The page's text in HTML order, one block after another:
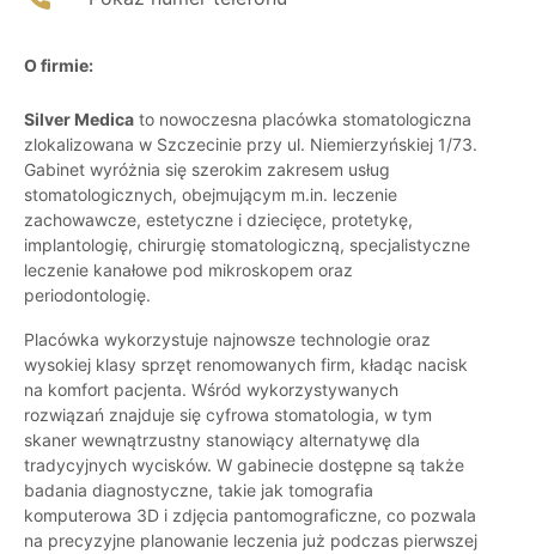
O firmie:
Silver Medica to nowoczesna placówka stomatologiczna
zlokalizowana w Szczecinie przy ul. Niemierzyńskiej 1/73.
Gabinet wyróżnia się szerokim zakresem usług
stomatologicznych, obejmującym m.in. leczenie
zachowawcze, estetyczne i dziecięce, protetykę,
implantologię, chirurgię stomatologiczną, specjalistyczne
leczenie kanałowe pod mikroskopem oraz
periodontologię.
Placówka wykorzystuje najnowsze technologie oraz
wysokiej klasy sprzęt renomowanych firm, kładąc nacisk
na komfort pacjenta. Wśród wykorzystywanych
rozwiązań znajduje się cyfrowa stomatologia, w tym
skaner wewnątrzustny stanowiący alternatywę dla
tradycyjnych wycisków. W gabinecie dostępne są także
badania diagnostyczne, takie jak tomografia
komputerowa 3D i zdjęcia pantomograficzne, co pozwala
na precyzyjne planowanie leczenia już podczas pierwszej